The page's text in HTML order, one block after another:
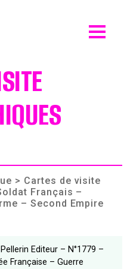
> Cartes de visite
Français –
– Second Empire
Editeur – N°1779 –
Française – Guerre